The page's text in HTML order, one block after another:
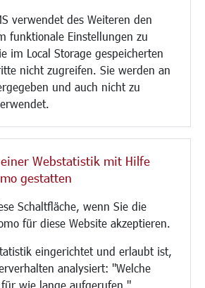
verwendet des Weiteren den
funktionale Einstellungen zu
im Local Storage gespeicherten
nicht zugreifen. Sie werden an
und auch nicht zu
einer Webstatistik mit Hilfe
gestatten
Schaltfläche, wenn Sie die
für diese Website akzeptieren.
eingerichtet und erlaubt ist,
analysiert: "Welche
wie lange aufgerufen."